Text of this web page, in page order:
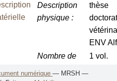
Description
physique:
thèse
doctorat
ENV
Nombre de
1 vol.
numérique — MRSH —